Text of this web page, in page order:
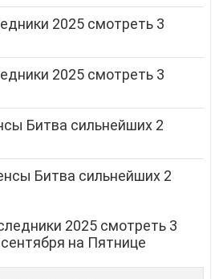
2025 смотреть 3
2025 смотреть 3
Битва сильнейших 2
Битва сильнейших 2